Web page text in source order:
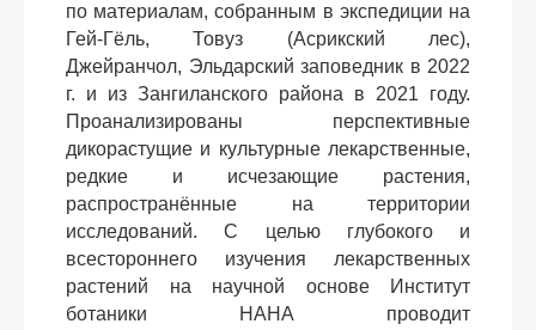
по материалам, собранным в экспедиции на
Гей-Гёль, Товуз (Асрикский лес),
Джейранчол, Эльдарский заповедник в 2022
г. и из Зангиланского района в 2021 году.
Проанализированы перспективные
дикорастущие и культурные лекарственные,
редкие и исчезающие растения,
распространённые на территории
исследований. С целью глубокого и
всестороннего изучения лекарственных
растений на научной основе Институт
ботаники НАНА проводит